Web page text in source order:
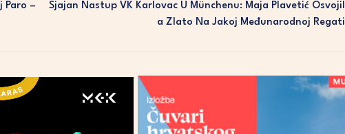
Paro –
Sjajan Nastup VK Karlovac U Münchenu: Maja Plavetić Osvojil
A Zlato Na Jakoj Međunarodnoj Regati